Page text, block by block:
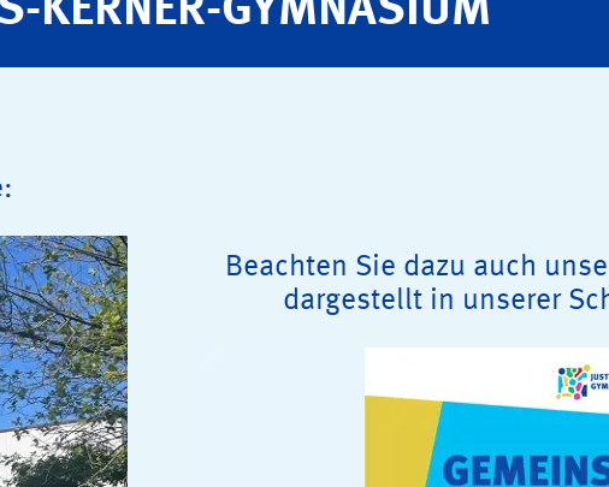
KERNER-GYMNASIUM
Beachten Sie dazu auch
dargestellt in unserer